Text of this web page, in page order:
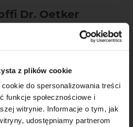
z plików cookie
do spersonalizowania treści
funkcje społecznościowe i
witrynie. Informacje o tym, jak
udostępniamy partnerom
Dr. Oetker
o smaku prawdziwego
wzbogaci smak Twoich
go do lodów, sernika,
:)
×